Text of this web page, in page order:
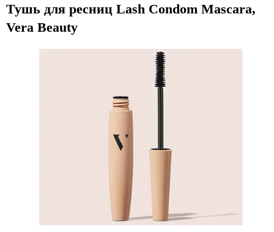
Тушь для ресниц Lash Condom Mascara,
Vera Beauty